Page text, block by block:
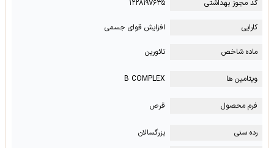
کد مجوز بهداشتی ۱۲۲۸۱۹۷۶۳۵
کارایی افزایش قوای جسمی
ماده شاخص تائورین
ویتامین ها B COMPLEX
فرم محصول قرص
رده سنی
بزرگسالان